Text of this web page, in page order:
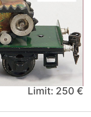
Limit: 250 €